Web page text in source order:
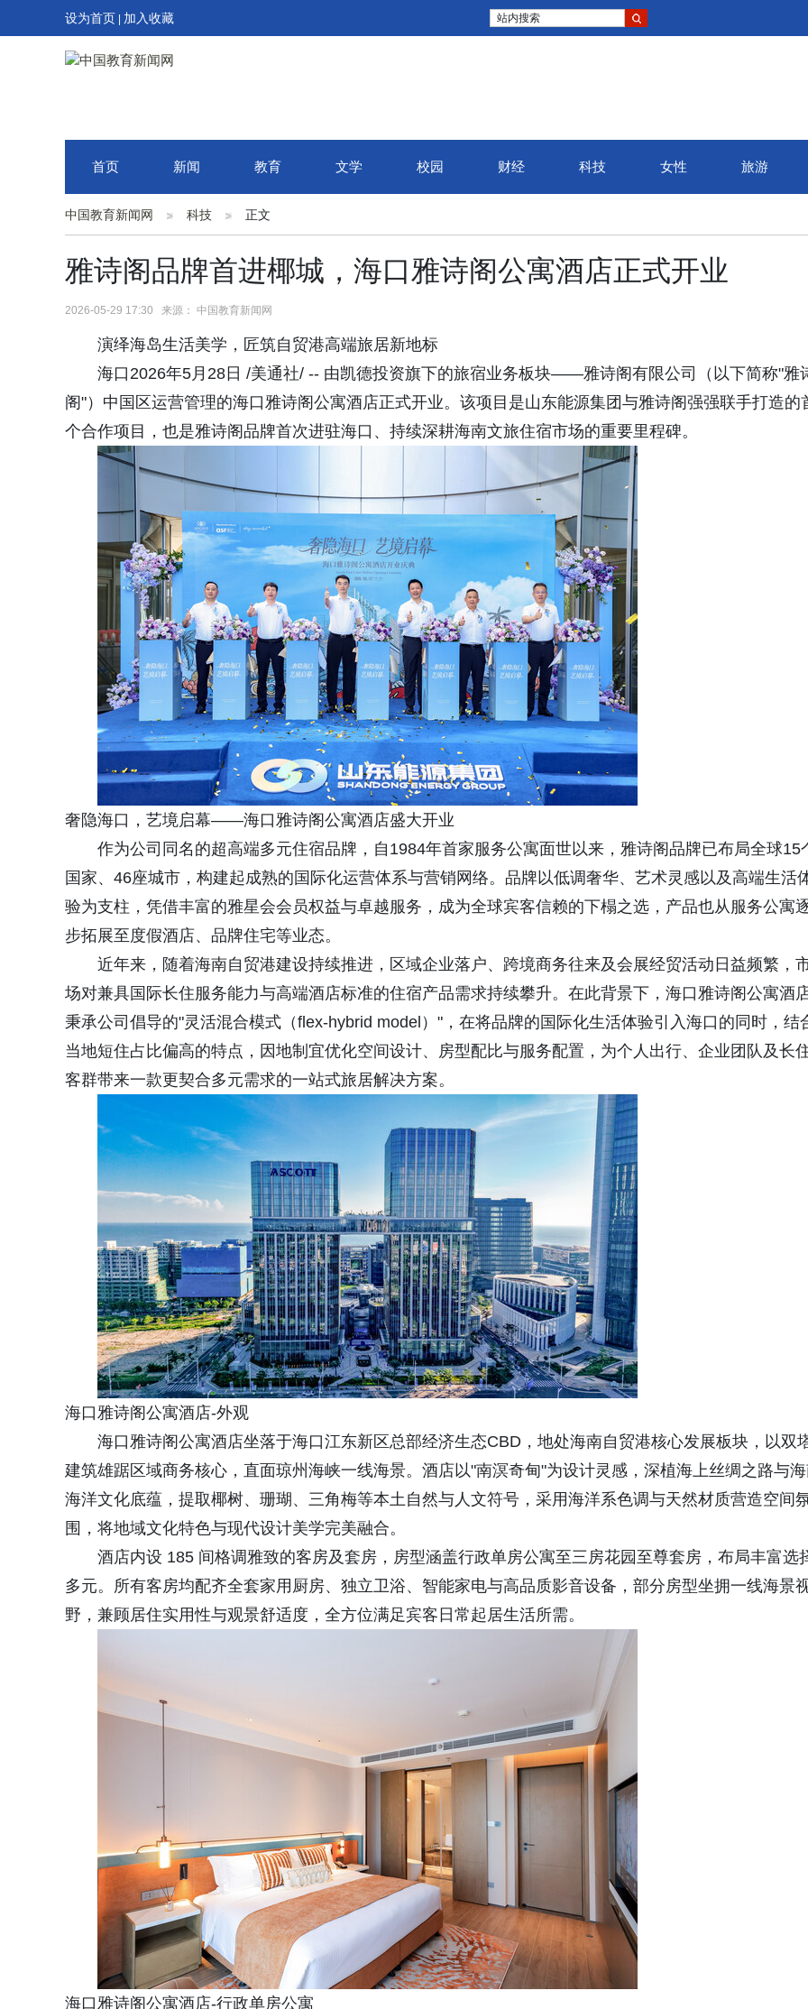
设为首页 加入收藏 站内搜索
首页 新闻 教育 文学 校园 财经 科技 女性 旅游
中国教育新闻网 科技 正文
雅诗阁品牌首进椰城，海口雅诗阁公寓酒店正式开业
2026-05-29 17:30 来源： 中国教育新闻网
演绎海岛生活美学，匠筑自贸港高端旅居新地标
海口2026年5月28日 /美通社/ -- 由凯德投资旗下的旅宿业务板块——雅诗阁有限公司（以下简称"雅
阁"）中国区运营管理的海口雅诗阁公寓酒店正式开业。该项目是山东能源集团与雅诗阁强强联手打造的
个合作项目，也是雅诗阁品牌首次进驻海口、持续深耕海南文旅住宿市场的重要里程碑。
奢隐海口，艺境启幕——海口雅诗阁公寓酒店盛大开业
作为公司同名的超高端多元住宿品牌，自1984年首家服务公寓面世以来，雅诗阁品牌已布局全球15
国家、46座城市，构建起成熟的国际化运营体系与营销网络。品牌以低调奢华、艺术灵感以及高端生活
验为支柱，凭借丰富的雅星会会员权益与卓越服务，成为全球宾客信赖的下榻之选，产品也从服务公寓
步拓展至度假酒店、品牌住宅等业态。
近年来，随着海南自贸港建设持续推进，区域企业落户、跨境商务往来及会展经贸活动日益频繁，
场对兼具国际长住服务能力与高端酒店标准的住宿产品需求持续攀升。在此背景下，海口雅诗阁公寓酒
秉承公司倡导的"灵活混合模式（flex-hybrid model）"，在将品牌的国际化生活体验引入海口的同时，结
当地短住占比偏高的特点，因地制宜优化空间设计、房型配比与服务配置，为个人出行、企业团队及长
客群带来一款更契合多元需求的一站式旅居解决方案。
海口雅诗阁公寓酒店-外观
海口雅诗阁公寓酒店坐落于海口江东新区总部经济生态CBD，地处海南自贸港核心发展板块，以双
建筑雄踞区域商务核心，直面琼州海峡一线海景。酒店以"南溟奇甸"为设计灵感，深植海上丝绸之路与
海洋文化底蕴，提取椰树、珊瑚、三角梅等本土自然与人文符号，采用海洋系色调与天然材质营造空间
围，将地域文化特色与现代设计美学完美融合。
酒店内设 185 间格调雅致的客房及套房，房型涵盖行政单房公寓至三房花园至尊套房，布局丰富选
多元。所有客房均配齐全套家用厨房、独立卫浴、智能家电与高品质影音设备，部分房型坐拥一线海景
野，兼顾居住实用性与观景舒适度，全方位满足宾客日常起居生活所需。
海口雅诗阁公寓酒店-行政单房公寓